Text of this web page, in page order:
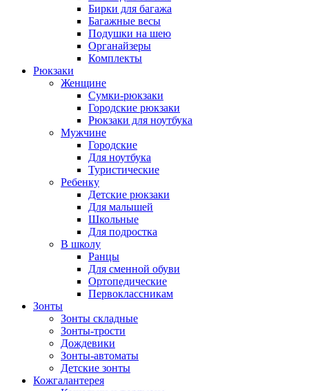
Бирки для багажа
Багажные весы
Подушки на шею
Органайзеры
Комплекты
Рюкзаки
Женщине
Сумки-рюкзаки
Городские рюкзаки
Рюкзаки для ноутбука
Мужчине
Городские
Для ноутбука
Туристические
Ребенку
Детские рюкзаки
Для малышей
Школьные
Для подростка
В школу
Ранцы
Для сменной обуви
Ортопедические
Первоклассникам
Зонты
Зонты складные
Зонты-трости
Дождевики
Зонты-автоматы
Детские зонты
Кожгалантерея